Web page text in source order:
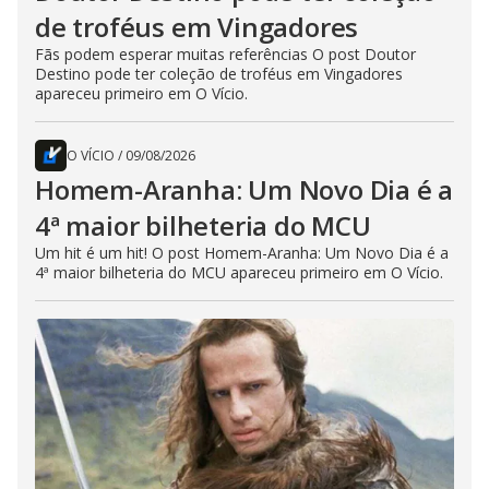
de troféus em Vingadores
Fãs podem esperar muitas referências O post Doutor
Destino pode ter coleção de troféus em Vingadores
apareceu primeiro em O Vício.
O VÍCIO / 09/08/2026
Homem-Aranha: Um Novo Dia é a
4ª maior bilheteria do MCU
Um hit é um hit! O post Homem-Aranha: Um Novo Dia é a
4ª maior bilheteria do MCU apareceu primeiro em O Vício.